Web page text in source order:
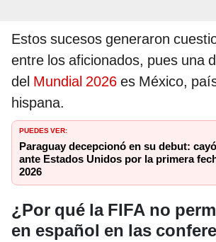
Estos sucesos generaron
entre los aficionados, pues una
del Mundial 2026 es México,
hispana.
PUEDES VER:
Paraguay decepcionó en su debut:
ante Estados Unidos por la primera
2026
¿Por qué la FIFA no
en español en las